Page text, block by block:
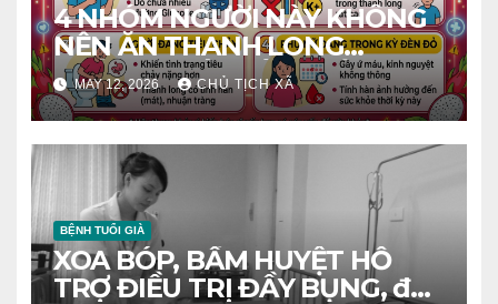
4 NHÓM NGƯỜI NÀY KHÔNG
NÊN ĂN THANH LONG
TRÁNH RƯỚC BỆNH VÀO
NGƯỜI
MAY 12, 2026 CHỦ TỊCH XÃ
BỆNH TUỔI GIÀ
XOA BÓP, BẤM HUYỆT HỖ
TRỢ ĐIỀU TRỊ ĐẦY BỤNG, đầy